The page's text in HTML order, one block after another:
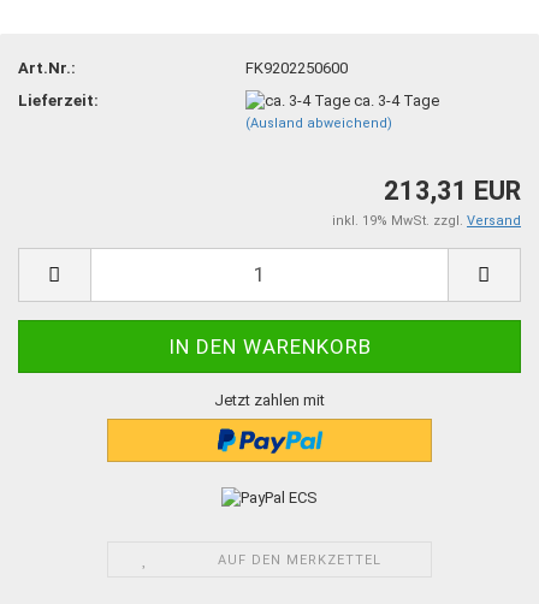
Art.Nr.:
FK9202250600
Lieferzeit:
ca. 3-4 Tage
(Ausland abweichend)
213,31 EUR
inkl. 19% MwSt. zzgl. Versand
Jetzt zahlen mit
AUF DEN MERKZETTEL